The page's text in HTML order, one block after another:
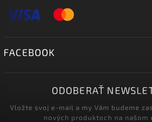
FACEBOOK
ODOBERAŤ
Vložte svoj e-mail a my Vám budeme
nových produktoch na našom